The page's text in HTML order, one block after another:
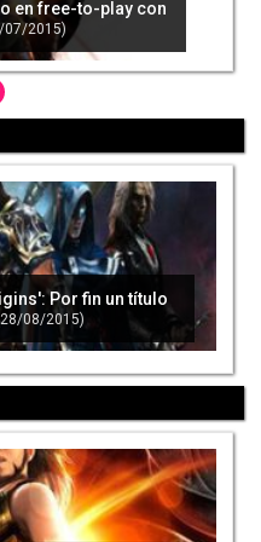
en free-to-play con
07/2015)
disponible en
gratis (09/07/2015)
Por fin un título
08/2015)